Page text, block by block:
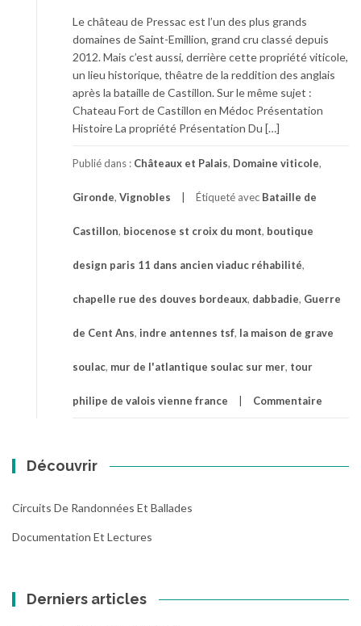
Le château de Pressac est l’un des plus grands
domaines de Saint-Emillion, grand cru classé depuis
2012. Mais c’est aussi, derrière cette propriété viticole,
un lieu historique, thêatre de la reddition des anglais
après la bataille de Castillon. Sur le même sujet :
Chateau Fort de Castillon en Médoc Présentation
Histoire La propriété Présentation Du […]
Publié dans : Châteaux et Palais, Domaine viticole,
Gironde, Vignobles Étiqueté avec Bataille de
Castillon, biocenose st croix du mont, boutique
design paris 11 dans ancien viaduc réhabilité,
chapelle rue des douves bordeaux, dabbadie, Guerre
de Cent Ans, indre antennes tsf, la maison de grave
soulac, mur de l'atlantique soulac sur mer, tour
philipe de valois vienne france Commentaire
Découvrir
Circuits De Randonnées Et Ballades
Documentation Et Lectures
Derniers articles